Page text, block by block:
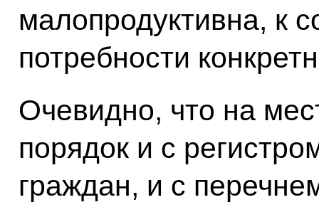
малопродуктивна, к
потребности
Очевидно, что на
порядок и с
граждан, и с